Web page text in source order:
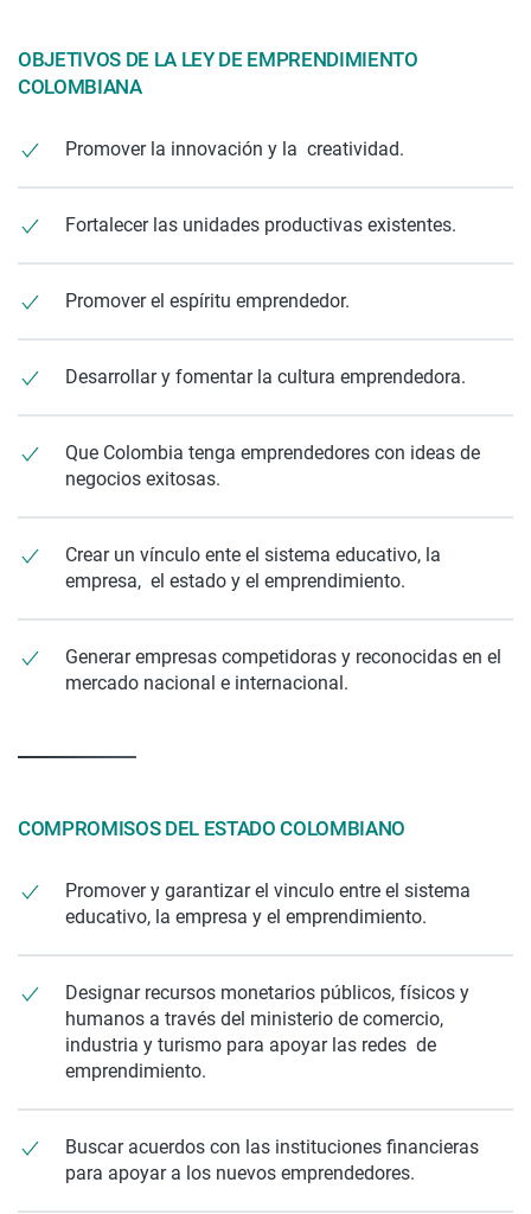
OBJETIVOS DE LA LEY DE EMPRENDIMIENTO
COLOMBIANA
Promover la innovación y la creatividad.
Fortalecer las unidades productivas existentes.
Promover el espíritu emprendedor.
Desarrollar y fomentar la cultura emprendedora.
Que Colombia tenga emprendedores con ideas de
negocios exitosas.
Crear un vínculo ente el sistema educativo, la
empresa, el estado y el emprendimiento.
Generar empresas competidoras y reconocidas en el
mercado nacional e internacional.
COMPROMISOS DEL ESTADO COLOMBIANO
Promover y garantizar el vinculo entre el sistema
educativo, la empresa y el emprendimiento.
Designar recursos monetarios públicos, físicos y
humanos a través del ministerio de comercio,
industria y turismo para apoyar las redes de
emprendimiento.
Buscar acuerdos con las instituciones financieras
para apoyar a los nuevos emprendedores.